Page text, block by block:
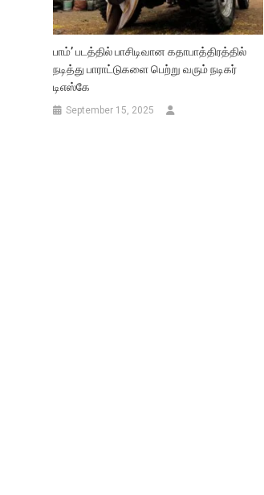
பாம்’ படத்தில் பாசிடிவான கதாபாத்திரத்தில்
நடித்து பாராட்டுகளை பெற்று வரும் நடிகர்
டிஎஸ்கே
September 15, 2025